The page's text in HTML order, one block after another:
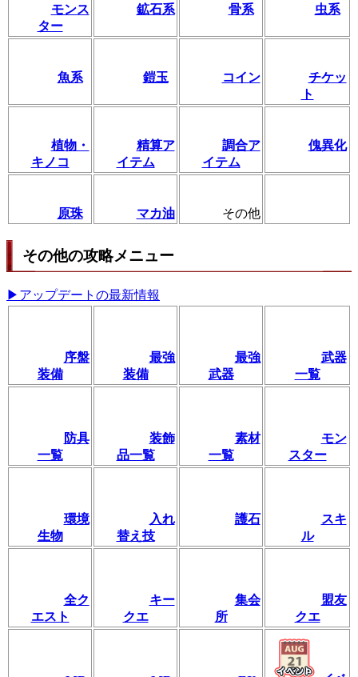
モンス
ター
鉱石系 骨系 虫系
魚系 鎧玉 コイン
チケッ
ト
植物・
キノコ
精算ア
イテム
調合ア
イテム
傀異化
原珠 マカ油 その他
その他の攻略メニュー
▶アップデートの最新情報
序盤
装備
最強
装備
最強
武器
武器
一覧
防具
一覧
装飾
品一覧
素材
一覧
モン
スター
環境
生物
入れ
替え技
護石
スキ
ル
全ク
エスト
キー
クエ
集会
所
盟友
クエ